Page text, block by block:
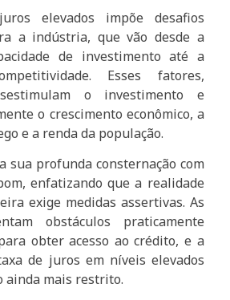
elevados impõe desafios
a indústria, que vão desde a
de investimento até a
Esses fatores,
o investimento e
o crescimento econômico, a
e a renda da população.
sua profunda consternação com
enfatizando que a realidade
exige medidas assertivas. As
obstáculos praticamente
obter acesso ao crédito, e a
de juros em níveis elevados
ainda mais restrito.